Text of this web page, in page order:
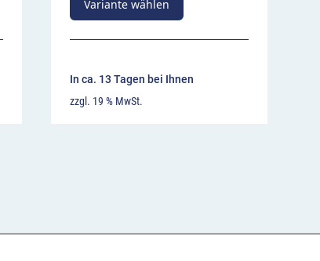
Variante wählen
In ca. 13 Tagen bei Ihnen
zzgl. 19 % MwSt.